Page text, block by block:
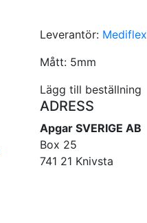
Leverantör: Mediflex
Mått: 5mm
Lägg till beställning
ADRESS
Apgar SVERIGE AB
Box 25
741 21 Knivsta